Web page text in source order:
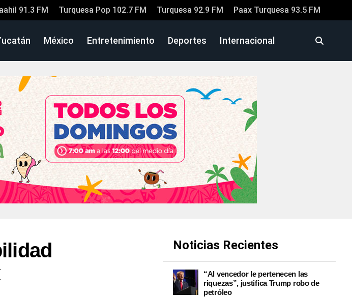
91.3 FM Turquesa Pop 102.7 FM Turquesa 92.9 FM Paax Turquesa 93.5 FM
México Entretenimiento Deportes Internacional
Noticias Recientes
“Al vencedor le pertenecen las
riquezas”, justifica Trump robo de
petróleo